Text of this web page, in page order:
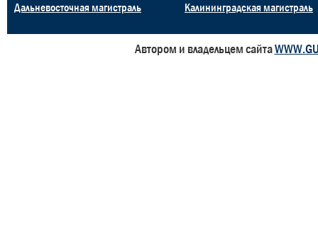
Дальневосточная магистраль
Калининградская магистраль
Автором и владельцем сайта